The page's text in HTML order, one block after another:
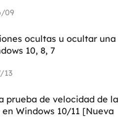
09
ocultas u ocultar una
10, 8, 7
13
prueba de velocidad de la
Windows 10/11 [Nueva